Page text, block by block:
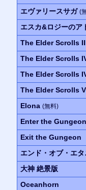
エヴァリースサガ (
エスカ&ロジーのア
The Elder Scrolls
The Elder Scrolls
The Elder Scrolls
The Elder Scrolls
Elona (無料)
Enter the Gungeon
Exit the Gungeon
エンド・オブ・エタ
大神 絶景版
Oceanhorn